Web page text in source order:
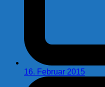
16. Februar 2015